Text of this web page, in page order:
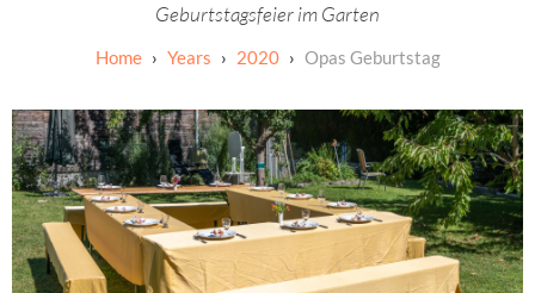
Geburtstagsfeier im Garten
Years 2020 Opas Geburtstag